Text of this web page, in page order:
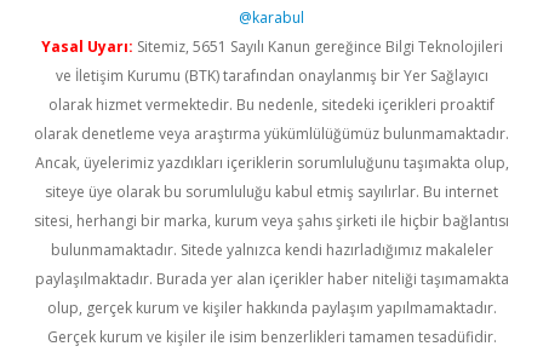
@karabul
Yasal Uyarı: Sitemiz, 5651 Sayılı Kanun gereğince Bilgi Teknolojileri
ve İletişim Kurumu (BTK) tarafından onaylanmış bir Yer Sağlayıcı
olarak hizmet vermektedir. Bu nedenle, sitedeki içerikleri proaktif
olarak denetleme veya araştırma yükümlülüğümüz bulunmamaktadır.
Ancak, üyelerimiz yazdıkları içeriklerin sorumluluğunu taşımakta olup,
siteye üye olarak bu sorumluluğu kabul etmiş sayılırlar. Bu internet
sitesi, herhangi bir marka, kurum veya şahıs şirketi ile hiçbir bağlantısı
bulunmamaktadır. Sitede yalnızca kendi hazırladığımız makaleler
paylaşılmaktadır. Burada yer alan içerikler haber niteliği taşımamakta
olup, gerçek kurum ve kişiler hakkında paylaşım yapılmamaktadır.
Gerçek kurum ve kişiler ile isim benzerlikleri tamamen tesadüfidir.